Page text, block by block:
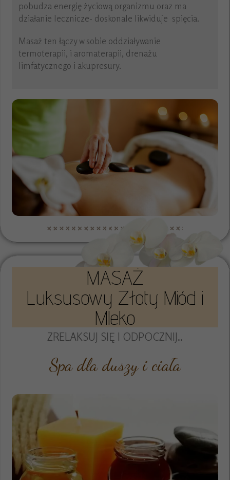
pobudza energię życiową organizmu oraz ma
działanie lecznicze- doskonale likwiduje spięcia.
Masaż ten łączy w sobie oddziaływanie
termoterapii, i aromaterapii, drenażu
limfatycznego i akupresury.
MASAŻ
Luksusowy Złoty Miód i
Mleko
ZRELAKSUJ SIĘ I ODPOCZNIJ..
Spa dla duszy i ciała